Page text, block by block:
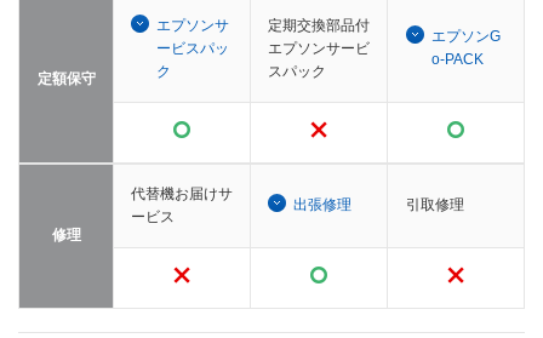
定額保守
エプソンサ
ービスパッ
ク
定期交換部品付
エプソンサービ
スパック
エプソンG
o-PACK
修理
代替機お届けサ
ービス
出張修理 引取修理